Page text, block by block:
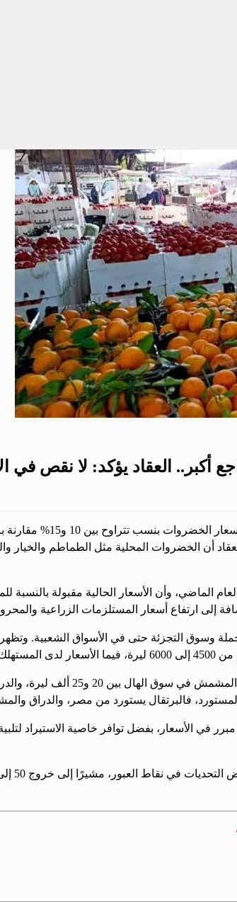
كشف محمد العقاد، عضو
أن الخضروات المحلية مثل الطماطم والخيار
وأن الأسعار الحالية مقبولة بالنسبة
فالبرتقال يستورد من مصر، والدراق
الأسعار، بفضل توافر خاصية الاستيراد لتلبية